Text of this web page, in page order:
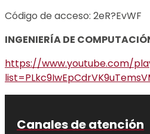
Código de acceso: 2eR?EvWF
INGENIERÍA DE
https://www.youtube.com/
Canales de atención